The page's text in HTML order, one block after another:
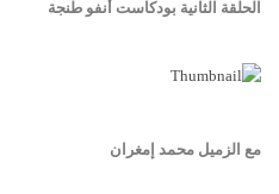
الحلقة الثانية بودكاست أنفو طنجة
مع الزميل محمد إمغران